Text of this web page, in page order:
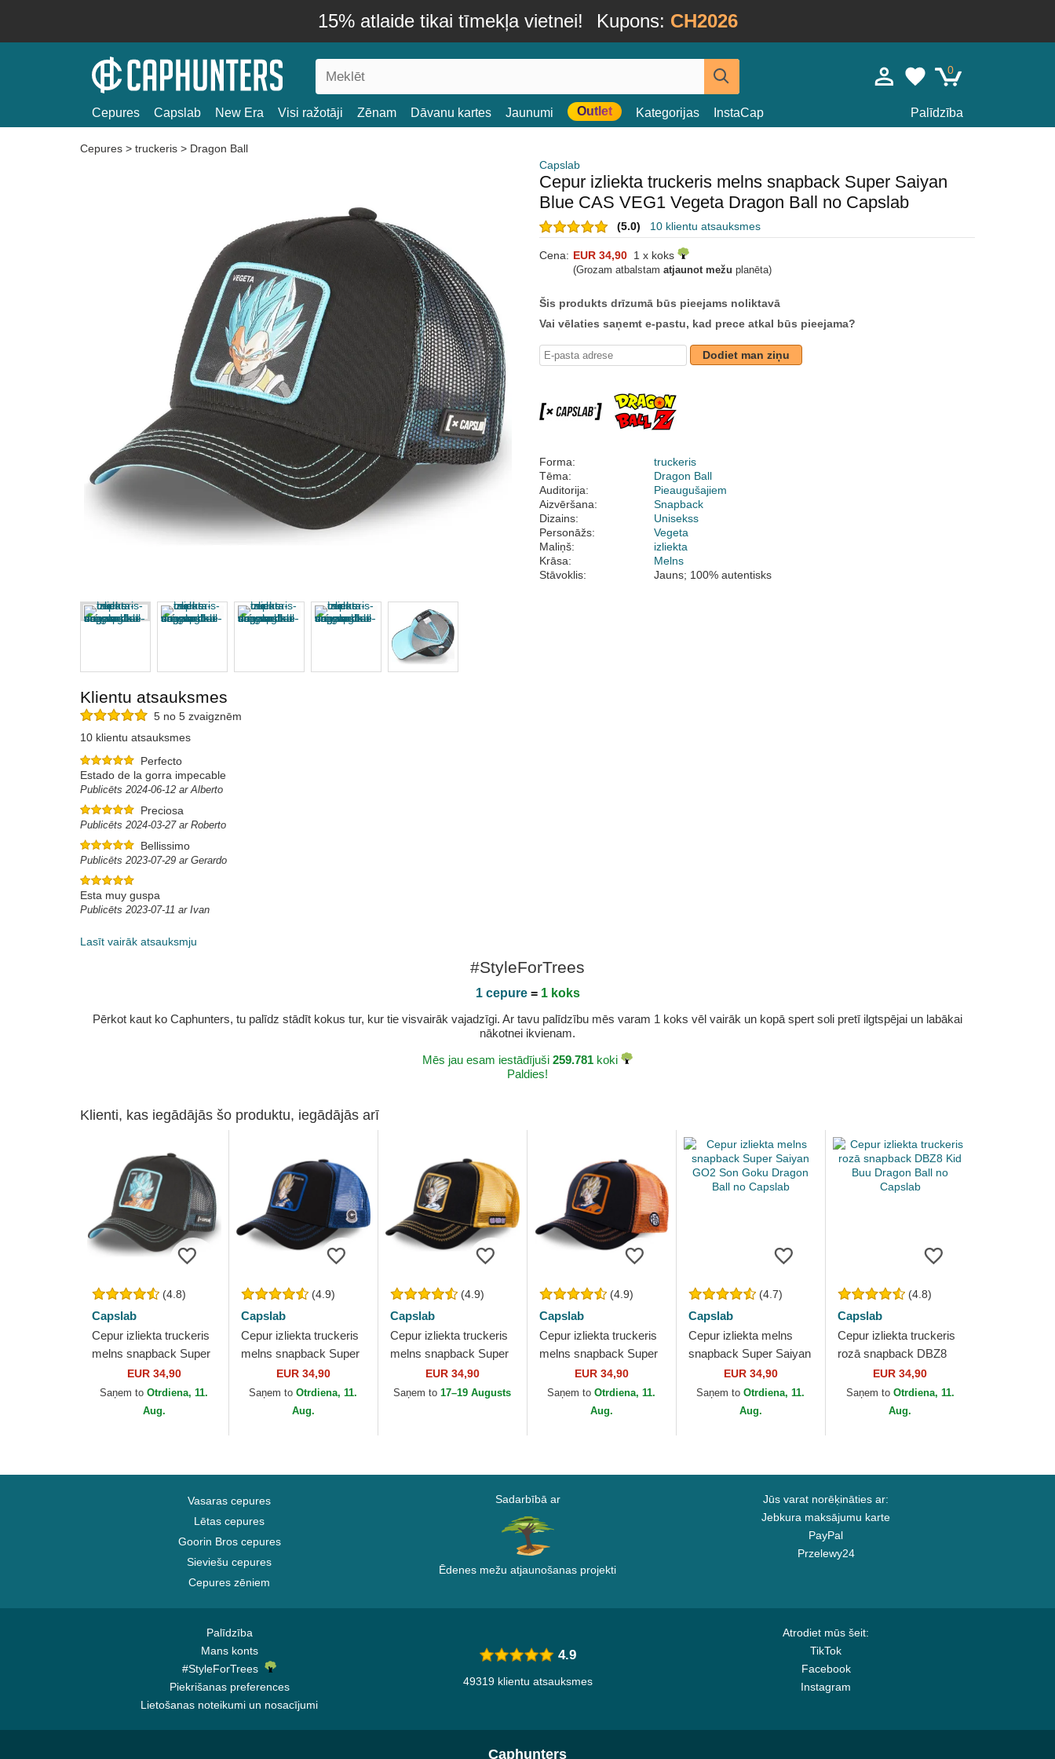
15% atlaide tikai tīmekļa vietnei! Kupons: CH2026
0
Cepures Capslab New Era Visi ražotāji Zēnam Dāvanu kartes Jaunumi Outlet Kategorijas InstaCap Palīdzība
Cepures > truckeris > Dragon Ball
Capslab
Cepur izliekta truckeris melns snapback Super Saiyan
Blue CAS VEG1 Vegeta Dragon Ball no Capslab
(5.0) 10 klientu atsauksmes
Cena: EUR 34,90 1 x koks
(Grozam atbalstam atjaunot mežu planēta)
Šis produkts drīzumā būs pieejams noliktavā
Vai vēlaties saņemt e-pastu, kad prece atkal būs pieejama?
Dodiet man ziņu
Forma:
truckeris
Tēma:
Dragon Ball
Auditorija:
Pieaugušajiem
Aizvēršana:
Snapback
Dizains:
Unisekss
Personāžs:
Vegeta
Maliņš:
izliekta
Krāsa:
Melns
Stāvoklis:
Jauns; 100% autentisks
Klientu atsauksmes
5 no 5 zvaigznēm
10 klientu atsauksmes
Perfecto
Estado de la gorra impecable
Publicēts 2024-06-12 ar Alberto
Preciosa
Publicēts 2024-03-27 ar Roberto
Bellissimo
Publicēts 2023-07-29 ar Gerardo
Esta muy guspa
Publicēts 2023-07-11 ar Ivan
Lasīt vairāk atsauksmju
#StyleForTrees
1 cepure= 1 koks
Pērkot kaut ko Caphunters, tu palīdz stādīt kokus tur, kur tie visvairāk vajadzīgi. Ar tavu palīdzību mēs varam 1 koks vēl vairāk un kopā spert soli pretī ilgtspējai un labākai
nākotnei ikvienam.
Mēs jau esam iestādījuši 259.781 koki
Paldies!
Klienti, kas iegādājās šo produktu, iegādājās arī
(4.8)
Capslab
Cepur izliekta truckeris
melns snapback Super
Saiyan Blue CAS GOK1
Son Goku Dragon Ball
no Capslab
EUR 34,90
Saņem toOtrdiena, 11.
Aug.
(4.9)
Capslab
Cepur izliekta truckeris
melns snapback Super
Saiyan VE3 Vegeta
Dragon Ball no Capslab
EUR 34,90
Saņem toOtrdiena, 11.
Aug.
(4.9)
Capslab
Cepur izliekta truckeris
melns snapback Super
Saiyan 2 DBZSUP Son
Gohan Dragon Ball no
EUR 34,90
Saņem to17–19 Augusts
(4.9)
Capslab
Cepur izliekta truckeris
melns snapback Super
Saiyan GO3 Son Goku
Dragon Ball no Capslab
EUR 34,90
Saņem toOtrdiena, 11.
Aug.
(4.7)
Capslab
Cepur izliekta melns
snapback Super Saiyan
GO2 Son Goku Dragon
Ball no Capslab
EUR 34,90
Saņem toOtrdiena, 11.
Aug.
(4.8)
Capslab
Cepur izliekta truckeris
rozā snapback DBZ8
Kid Buu Dragon Ball no
Capslab
EUR 34,90
Saņem to Otrdiena, 11.
Aug.
Vasaras cepures
Lētas cepures
Goorin Bros cepures
Sieviešu cepures
Cepures zēniem
Sadarbībā ar
Ēdenes mežu atjaunošanas projekti
Jūs varat norēķināties ar:
Jebkura maksājumu karte
PayPal
Przelewy24
Palīdzība
Mans konts
#StyleForTrees
Piekrišanas preferences
Lietošanas noteikumi un nosacījumi
Atrodiet mūs šeit:
TikTok
Facebook
Instagram
4.9
49319 klientu atsauksmes
Caphunters